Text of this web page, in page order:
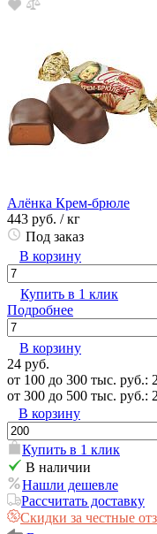
Алёнка Крем-брюле
443 руб. / кг
Под заказ
В корзину
Купить в 1 клик
Подробнее
В корзину
24 руб.
от 100 до 300 тыс. руб.:
от 300 до 500 тыс. руб.:
В корзину
Купить в 1 клик
В наличии
Нашли дешевле
Рассчитать доставку
Скидки за честные